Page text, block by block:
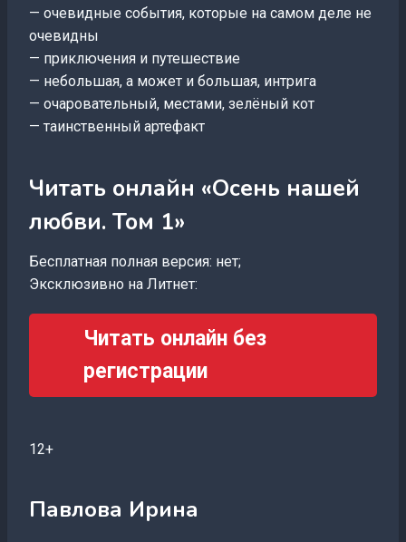
— очевидные события, которые на самом деле не
очевидны
— приключения и путешествие
— небольшая, а может и большая, интрига
— очаровательный, местами, зелёный кот
— таинственный артефакт
Читать онлайн «Осень нашей
любви. Том 1»
Бесплатная полная версия: нет;
Эксклюзивно на Литнет:
Читать онлайн без
регистрации
12+
Павлова Ирина